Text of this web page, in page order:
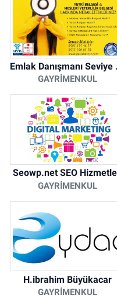
Emlak
GAYRIMENKUL
Seowp.net SEO
GAYRIMENKUL
H.ibrahim Büyükacar
GAYRIMENKUL